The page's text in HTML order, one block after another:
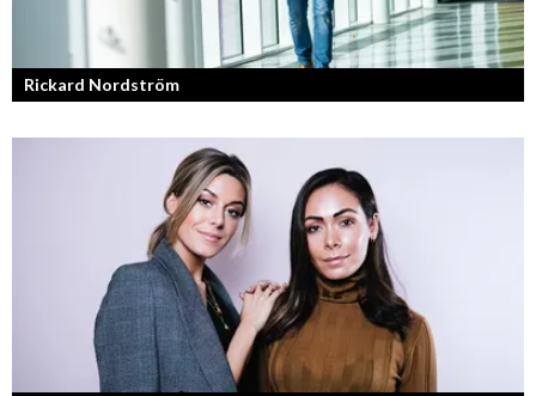
Rickard Nordström
Läraren som omfamnar sociala medier.